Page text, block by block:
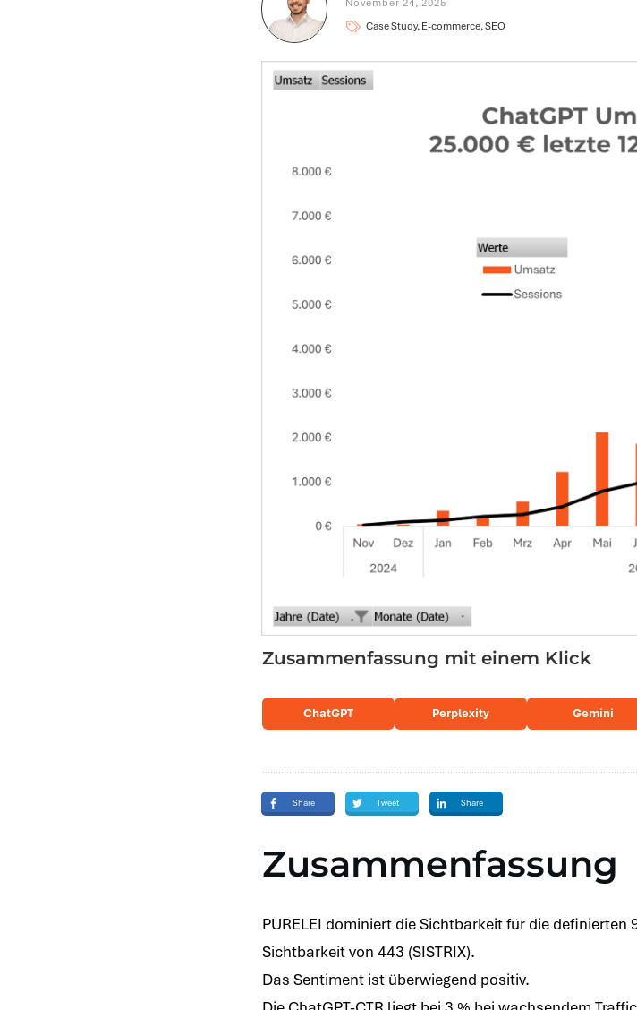
November 24, 2025
Case Study, E-commerce, SEO
Zusammenfassung mit einem Klick
ChatGPT Perplexity Gemini
Share Tweet Share
Zusammenfassung
PURELEI dominiert die Sichtbarkeit für die
Sichtbarkeit von 443 (SISTRIX).
Das Sentiment ist überwiegend positiv.